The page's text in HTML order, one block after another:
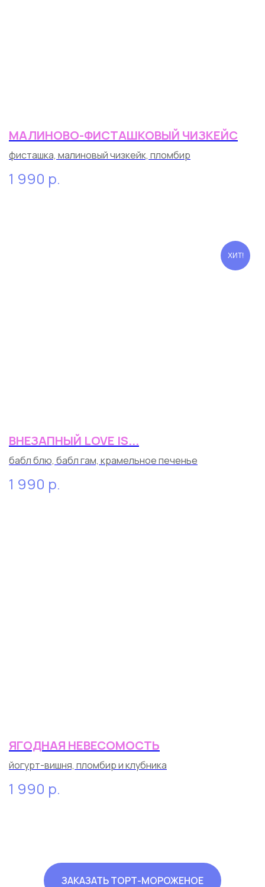
МАЛИНОВО-ФИСТАШКОВЫЙ ЧИЗКЕЙС
фисташка, малиновый чизкейк, пломбир
1 990 р.
ХИТ!
ВНЕЗАПНЫЙ LOVE IS...
бабл блю, бабл гам, крамельное печенье
1 990 р.
ЯГОДНАЯ НЕВЕСОМОСТЬ
йогурт-вишня, пломбир и клубника
1 990 р.
ЗАКАЗАТЬ ТОРТ-МОРОЖЕНОЕ